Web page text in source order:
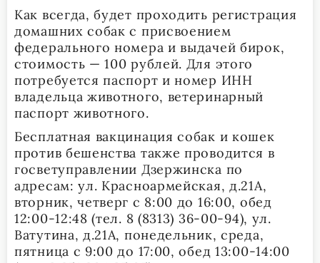
Как всегда, будет проходить регистрация
домашних собак с присвоением
федерального номера и выдачей бирок,
стоимость — 100 рублей. Для этого
потребуется паспорт и номер ИНН
владельца животного, ветеринарный
паспорт животного.
Бесплатная вакцинация собак и кошек
против бешенства также проводится в
госветуправлении Дзержинска по
адресам: ул. Красноармейская, д.21А,
вторник, четверг с 8:00 до 16:00, обед
12:00-12:48 (тел. 8 (8313) 36-00-94), ул.
Ватутина, д.21А, понедельник, среда,
пятница с 9:00 до 17:00, обед 13:00-14:00